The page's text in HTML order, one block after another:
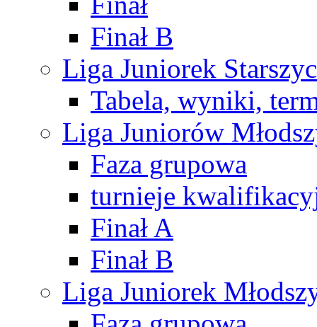
Finał B
Liga Juniorek
Tabela, wyniki,
Liga Juniorów
Faza grupowa
turnieje
Finał A
Finał B
Liga Juniorek